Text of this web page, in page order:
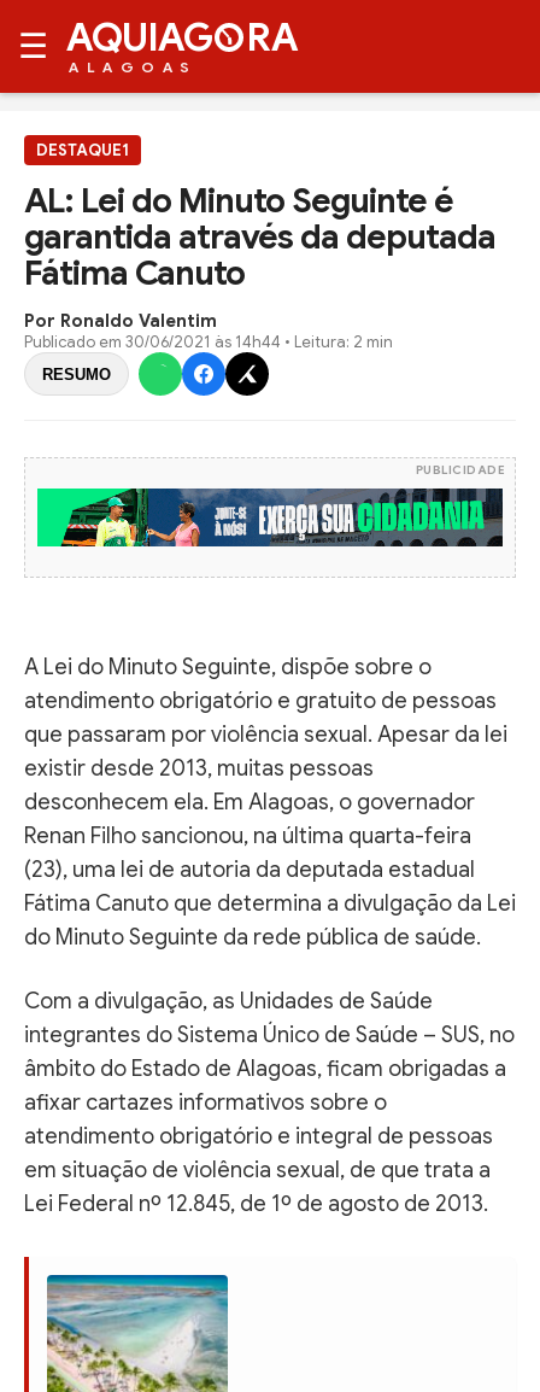
☰ AQUIAG RA
ALAGOAS
DESTAQUE1
AL: Lei do Minuto Seguinte é
garantida através da deputada
Fátima Canuto
Por Ronaldo Valentim
Publicado em 30/06/2021 às 14h44 • Leitura: 2 min
RESUMO
PUBLICIDADE
A Lei do Minuto Seguinte, dispõe sobre o
atendimento obrigatório e gratuito de pessoas
que passaram por violência sexual. Apesar da lei
existir desde 2013, muitas pessoas
desconhecem ela. Em Alagoas, o governador
Renan Filho sancionou, na última quarta-feira
(23), uma lei de autoria da deputada estadual
Fátima Canuto que determina a divulgação da Lei
do Minuto Seguinte da rede pública de saúde.
Com a divulgação, as Unidades de Saúde
integrantes do Sistema Único de Saúde – SUS, no
âmbito do Estado de Alagoas, ficam obrigadas a
afixar cartazes informativos sobre o
atendimento obrigatório e integral de pessoas
em situação de violência sexual, de que trata a
Lei Federal nº 12.845, de 1º de agosto de 2013.